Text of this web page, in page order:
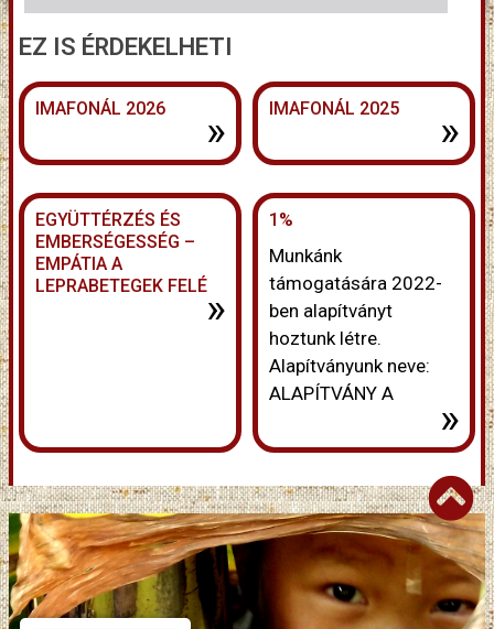
EZ IS ÉRDEKELHETI
IMAFONÁL 2026 » IMAFONÁL 2025 »
EGYÜTTÉRZÉS ÉS
EMBERSÉGESSÉG –
EMPÁTIA A
LEPRABETEGEK FELÉ»
1%
Munkánk
támogatására 2022-
ben alapítványt
hoztunk létre.
Alapítványunk neve:
ALAPÍTVÁNY A
»